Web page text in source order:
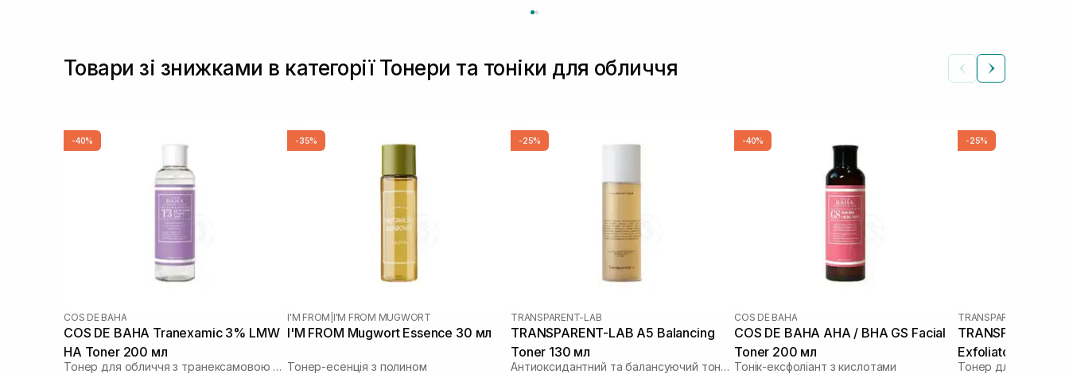
Товари зі знижками в категорії Тонери та тоніки для обличчя
-40%
COS DE BAHA
COS DE BAHA Tranexamic 3% LMW
HA Toner 200 мл
Тонер для обличчя з транексамовою кислотою
-35%
I'M FROM I'M FROM MUGWORT
I'M FROM Mugwort Essence 30 мл
Тонер-есенція з полином
-25%
TRANSPARENT-LAB
TRANSPARENT-LAB A5 Balancing
Toner 130 мл
Антиоксидантний та балансуючий тонер
-40%
COS DE BAHA
COS DE BAHA AHA / BHA GS Facial
Toner 200 мл
Тонік-ексфоліант з кислотами
-25%
TRANSPARENT-LAB
TRANSPARENT-
Exfoliator 130 мл
Тонер для